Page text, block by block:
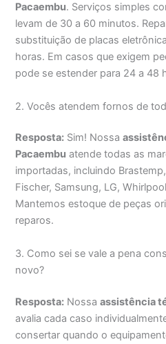
Pacaembu. Serviços simples
levam de 30 a 60 minutos.
substituição de placas
horas. Em casos que exigem
pode se estender para 24 a 48
2. Vocês atendem fornos de
Resposta: Sim! Nossa
Pacaembu atende todas as
importadas, incluindo
Fischer, Samsung, LG,
Mantemos estoque de peças
reparos.
3. Como sei se vale a pena
novo?
Resposta: Nossaassistência
avalia cada caso
consertar quando o